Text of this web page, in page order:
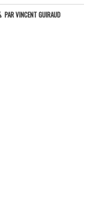
PARVINCENT GUIRAUD